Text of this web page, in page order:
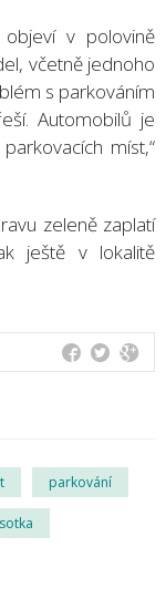
v polovině
včetně jednoho
s parkováním
Automobilů je
míst,“
zeleně zaplatí
ještě v lokalitě
parkování